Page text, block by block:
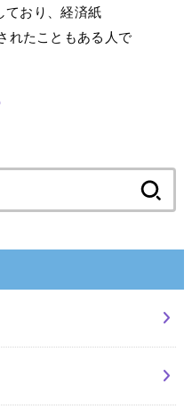
ており、経済紙
れたこともある人で
: